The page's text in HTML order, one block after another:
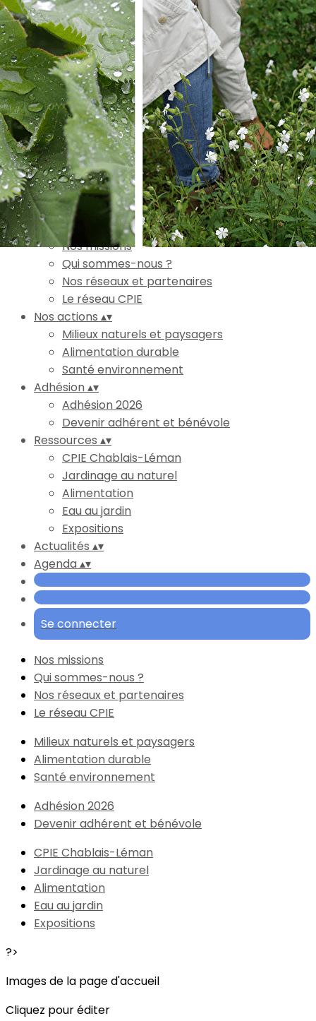
Exporter les lignes sélectionnées
Exporter toutes les colonnes
Exporter uniquement les colonnes affichées
Menu
Ajoutez un logo, un bouton, des réseaux sociaux
Cliquez pour éditer
Accueil▴
L'association
▴▾
Nos missions
Qui sommes-nous ?
Nos réseaux et partenaires
Le réseau CPIE
Nos actions ▴▾
Milieux naturels et paysagers
Alimentation durable
Santé environnement
Adhésion▴▾
Adhésion 2026
Devenir adhérent et bénévole
Ressources ▴▾
CPIE Chablais-Léman
Jardinage au naturel
Alimentation
Eau au jardin
Expositions
Actualités ▴▾
Agenda▴▾
Se connecter
Nos missions
Qui sommes-nous ?
Nos réseaux et partenaires
Le réseau CPIE
Milieux naturels et paysagers
Alimentation durable
Santé environnement
Adhésion 2026
Devenir adhérent et bénévole
CPIE Chablais-Léman
Jardinage au naturel
Alimentation
Eau au jardin
Expositions
?>
Images de la page d'accueil
Cliquez pour éditer